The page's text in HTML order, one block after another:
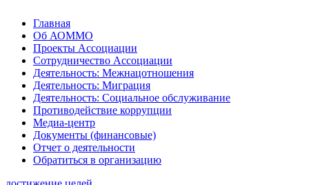
Главная
Об АОММО
Проекты Ассоциации
Сотрудничество Ассоциации
Деятельность: Межнацотношения
Деятельность: Миграция
Деятельность: Социальное обслуживание
Противодействие коррупции
Медиа-центр
Документы (финансовые)
Отчет о деятельности
Обратиться в организацию